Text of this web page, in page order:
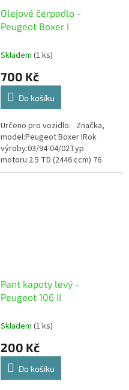
Olejové čerpadlo -
Peugeot Boxer I
Skladem (1 ks)
700 Kč
Do košíku
Určeno pro vozidlo: Značka,
model:Peugeot Boxer IRok
výroby:03/94-04/02Typ
motoru:2.5 TD (2446 ccm) 76
kWKód motoru:T8A (DJ5T) Stav
Pant kapoty levý -
Peugeot 106 II
Skladem (1 ks)
200 Kč
Do košíku